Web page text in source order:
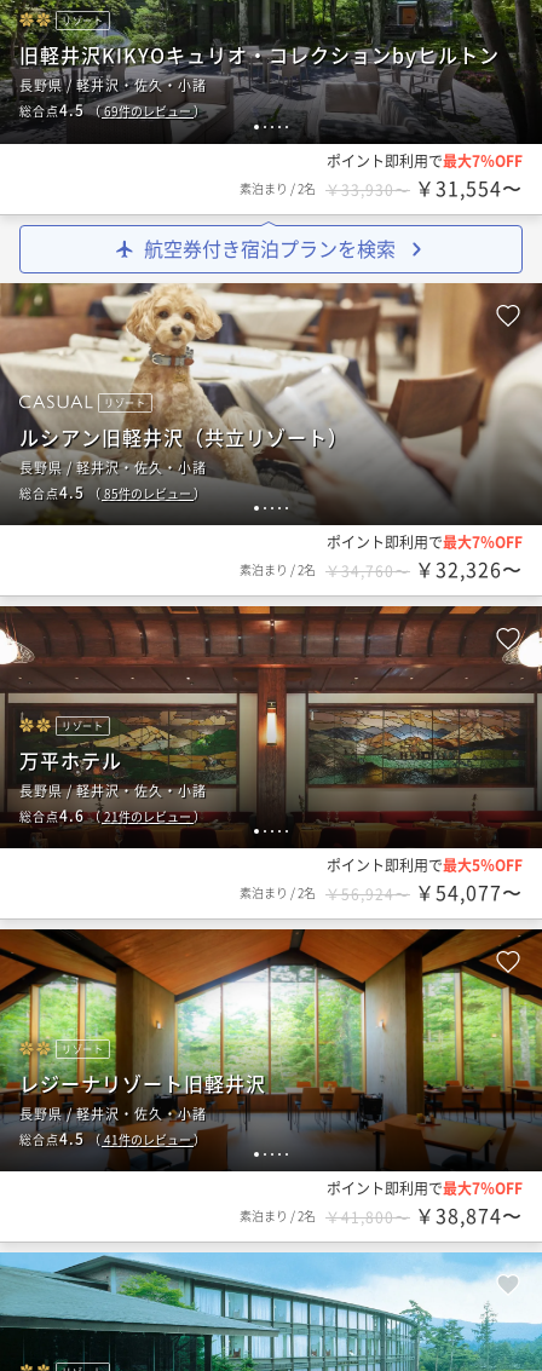
1234 5
リゾート
旧軽井沢KIKYOキュリオ・コレクションbyヒルトン
長野県 / 軽井沢・佐久・小諸
総合点4.5（69件のレビュー）
ポイント即利用で最大7％OFF
素泊まり /2名 ￥33,930〜 ￥31,554〜
航空券付き宿泊プランを検索
1 2 3 4 5
リゾート
ルシアン旧軽井沢（共立リゾート）
長野県 / 軽井沢・佐久・小諸
総合点4.5 （ 85件のレビュー）
ポイント即利用で最大7％OFF
素泊まり /2名 ￥34,760〜 ￥32,326〜
1 2 3 4 5
リゾート
万平ホテル
長野県 / 軽井沢・佐久・小諸
総合点4.6（21件のレビュー）
ポイント即利用で最大5％OFF
素泊まり /2名 ￥56,924〜 ￥54,077〜
1 2 3 4 5
リゾート
レジーナリゾート旧軽井沢
長野県 / 軽井沢・佐久・小諸
総合点4.5 （41件のレビュー）
ポイント即利用で最大7％OFF
素泊まり /2名 ￥41,800〜 ￥38,874〜